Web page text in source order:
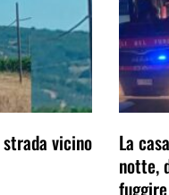
vicino
La
notte,
fuggire